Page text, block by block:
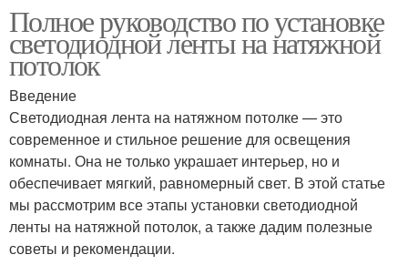
Полное руководство по установке
светодиодной ленты на натяжной
потолок
Введение
Светодиодная лента на натяжном потолке — это
современное и стильное решение для освещения
комнаты. Она не только украшает интерьер, но и
обеспечивает мягкий, равномерный свет. В этой статье
мы рассмотрим все этапы установки светодиодной
ленты на натяжной потолок, а также дадим полезные
советы и рекомендации.